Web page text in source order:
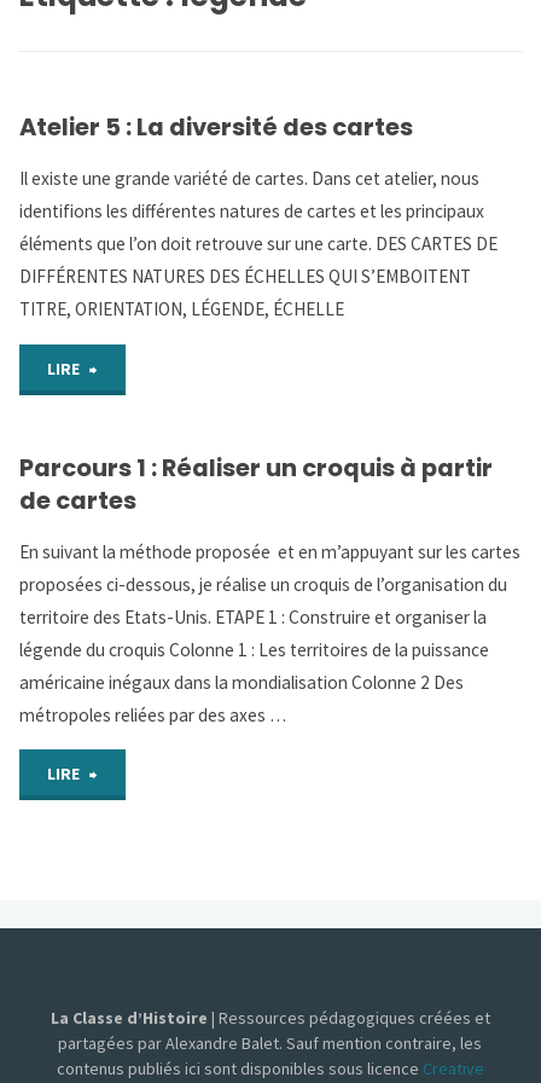
Atelier 5 : La diversité des cartes
Il existe une grande variété de cartes. Dans cet atelier, nous
identifions les différentes natures de cartes et les principaux
éléments que l’on doit retrouve sur une carte. DES CARTES DE
DIFFÉRENTES NATURES DES ÉCHELLES QUI S’EMBOITENT
TITRE, ORIENTATION, LÉGENDE, ÉCHELLE
LIRE
:
des
cartes"
Parcours 1 : Réaliser un croquis à partir
de cartes
En suivant la méthode proposée et en m’appuyant sur les cartes
proposées ci-dessous, je réalise un croquis de l’organisation du
territoire des Etats-Unis. ETAPE 1 : Construire et organiser la
légende du croquis Colonne 1 : Les territoires de la puissance
américaine inégaux dans la mondialisation Colonne 2 Des
métropoles reliées par des axes …
LIRE
Réaliser
croquis
à
La Classe d’Histoire | Ressources pédagogiques créées et
partagées par Alexandre Balet. Sauf mention contraire, les
contenus publiés ici sont disponibles sous licence Creative